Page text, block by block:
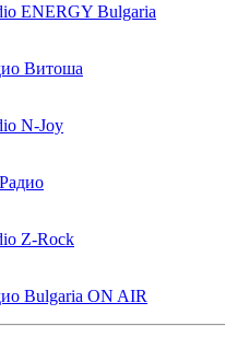
ENERGY Bulgaria
Витоша
N-Joy
Z-Rock
Bulgaria ON AIR